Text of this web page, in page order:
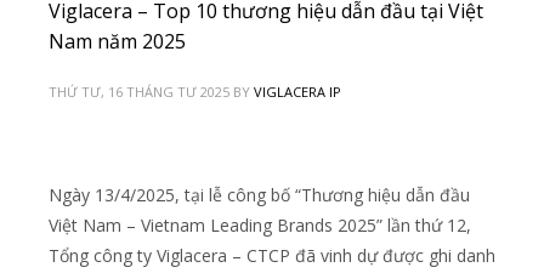
Viglacera – Top 10 thương hiệu dẫn đầu tại Việt
Nam năm 2025
THỨ TƯ, 16 THÁNG TƯ 2025 BY VIGLACERA IP
Ngày 13/4/2025, tại lễ công bố “Thương hiệu dẫn đầu
Việt Nam – Vietnam Leading Brands 2025” lần thứ 12,
Tổng công ty Viglacera – CTCP đã vinh dự được ghi danh